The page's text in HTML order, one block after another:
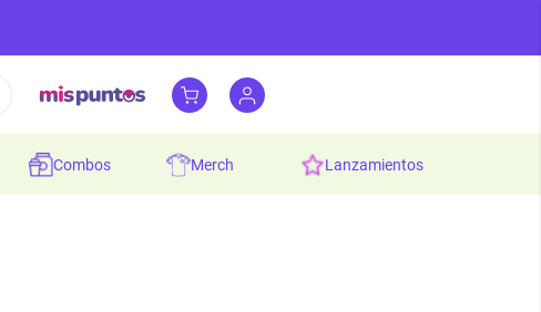
combos merch lanzamientos